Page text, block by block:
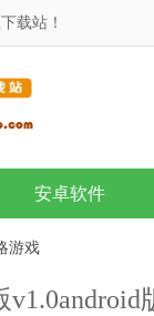
载站！
安卓软件
游戏